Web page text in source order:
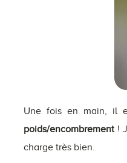
Une fois en main, il
poids/encombrement !
charge très bien.